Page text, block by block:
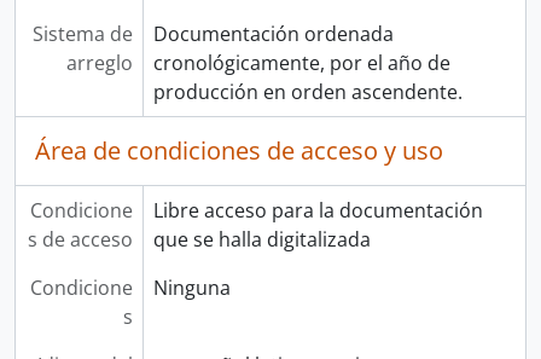
Sistema de
arreglo
Documentación ordenada
cronológicamente, por el año de
producción en orden ascendente.
Área de condiciones de acceso y uso
Condicione
s de acceso
Libre acceso para la documentación
que se halla digitalizada
Condicione
s
Ninguna